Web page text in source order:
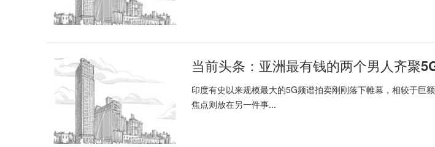
印度有史以来规模最大的5G频谱拍卖刚刚落下帷幕，相较于巨
焦点则放在另一件事...